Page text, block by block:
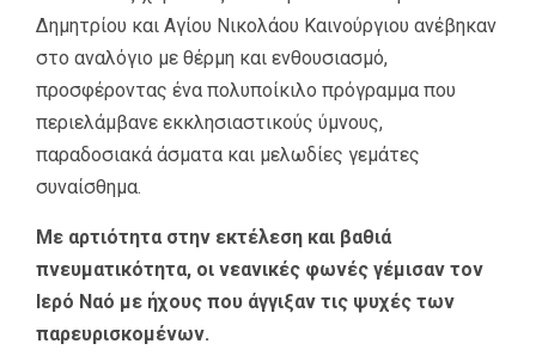
Δημητρίου και Αγίου Νικολάου Καινούργιου ανέβηκαν
στο αναλόγιο με θέρμη και ενθουσιασμό,
προσφέροντας ένα πολυποίκιλο πρόγραμμα που
περιελάμβανε εκκλησιαστικούς ύμνους,
παραδοσιακά άσματα και μελωδίες γεμάτες
συναίσθημα.
Με αρτιότητα στην εκτέλεση και βαθιά
πνευματικότητα, οι νεανικές φωνές γέμισαν τον
Ιερό Ναό με ήχους που άγγιξαν τις ψυχές των
παρευρισκομένων.